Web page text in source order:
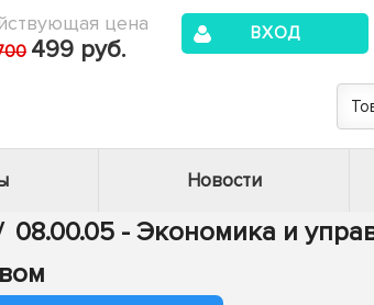
цена
499 руб.
ВХОД
Новости
08.00.05 - Экономика и